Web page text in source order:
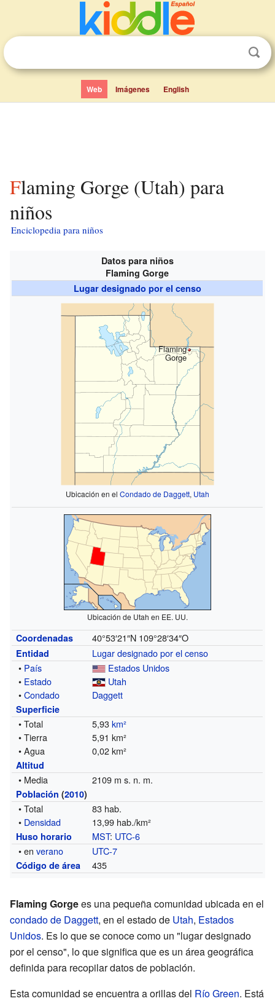
Web Imágenes English
Flaming Gorge (Utah) para
niños
Enciclopedia para niños
Datos para niños
Flaming Gorge
Lugar designado por el censo
Flaming
Gorge
Ubicación en el Condado de Daggett, Utah
Ubicación de Utah en EE. UU.
Coordenadas 40°53′21″N 109°28′34″O
Entidad
Lugar designado por el censo
• País
Estados Unidos
• Estado
Utah
•Condado Daggett
Superficie
• Total 5,93km²
• Tierra
5,91 km²
• Agua
0,02 km²
Altitud
• Media 2109 m s. n. m.
Población (2010)
• Total
83 hab.
• Densidad 13,99 hab./km²
Huso horario MST: UTC-6
• enverano UTC-7
Código de área 435
Flaming Gorgees una pequeña comunidad ubicada en el
condado de Daggett, en el estado de Utah, Estados
Unidos. Es lo que se conoce como un "lugar designado
por el censo", lo que significa que es un área geográfica
definida para recopilar datos de población.
Esta comunidad se encuentra a orillas del Río Green. Está